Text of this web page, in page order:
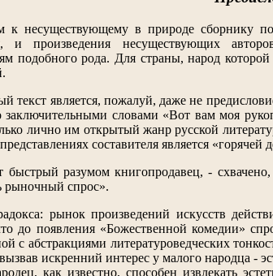
к несуществующему в природе сборнику
и произведения несуществующих
подобного рода. Для страны, народ
текст является, пожалуй, даже не
заключительными словами «Вот вам моя
лично им открытый жанр русской
составителя является
разумом книгопродавец, -
рыночный спрос».
рынок произведений искусств
до появления «Божественной комедии»
с абстракциями литературоведческих
искренний интерес у малого народца -
как известно, способен извлекать